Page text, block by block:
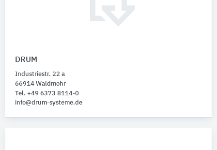
DRUM
Industriestr. 22 a
66914 Waldmohr
Tel. +49 6373 8114-0
info@drum-systeme.de